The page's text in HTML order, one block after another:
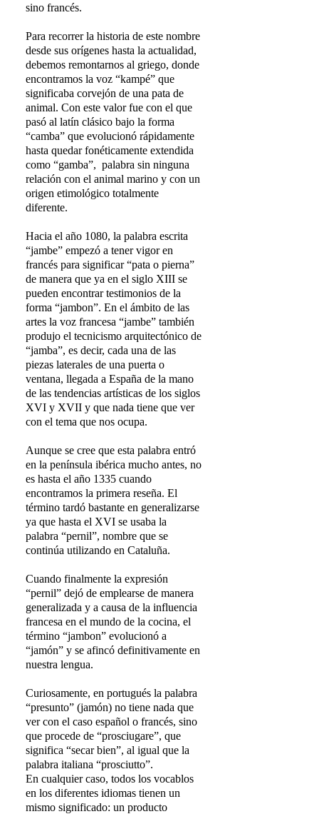
sino francés.
Para recorrer la historia de este nombre
desde sus orígenes hasta la actualidad,
debemos remontarnos al griego, donde
encontramos la voz “kampé” que
significaba corvejón de una pata de
animal. Con este valor fue con el que
pasó al latín clásico bajo la forma
“camba” que evolucionó rápidamente
hasta quedar fonéticamente extendida
como “gamba”, palabra sin ninguna
relación con el animal marino y con un
origen etimológico totalmente
diferente.
Hacia el año 1080, la palabra escrita
“jambe” empezó a tener vigor en
francés para significar “pata o pierna”
de manera que ya en el siglo XIII se
pueden encontrar testimonios de la
forma “jambon”. En el ámbito de las
artes la voz francesa “jambe” también
produjo el tecnicismo arquitectónico de
“jamba”, es decir, cada una de las
piezas laterales de una puerta o
ventana, llegada a España de la mano
de las tendencias artísticas de los siglos
XVI y XVII y que nada tiene que ver
con el tema que nos ocupa.
Aunque se cree que esta palabra entró
en la península ibérica mucho antes, no
es hasta el año 1335 cuando
encontramos la primera reseña. El
término tardó bastante en generalizarse
ya que hasta el XVI se usaba la
palabra “pernil”, nombre que se
continúa utilizando en Cataluña.
Cuando finalmente la expresión
“pernil” dejó de emplearse de manera
generalizada y a causa de la influencia
francesa en el mundo de la cocina, el
término “jambon” evolucionó a
“jamón” y se afincó definitivamente en
nuestra lengua.
Curiosamente, en portugués la palabra
“presunto” (jamón) no tiene nada que
ver con el caso español o francés, sino
que procede de “prosciugare”, que
significa “secar bien”, al igual que la
palabra italiana “prosciutto”.
En cualquier caso, todos los vocablos
en los diferentes idiomas tienen un
mismo significado: un producto